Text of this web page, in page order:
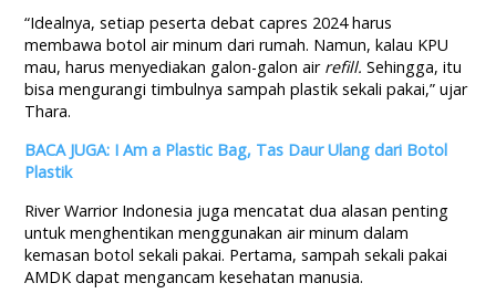
“Idealnya, setiap peserta debat capres 2024 harus
membawa botol air minum dari rumah. Namun, kalau KPU
mau, harus menyediakan galon-galon airrefill. Sehingga, itu
bisa mengurangi timbulnya sampah plastik sekali pakai,” ujar
Thara.
BACA JUGA: I Am a Plastic Bag, Tas Daur Ulang dari Botol
Plastik
River Warrior Indonesia juga mencatat dua alasan penting
untuk menghentikan menggunakan air minum dalam
kemasan botol sekali pakai. Pertama, sampah sekali pakai
AMDK dapat mengancam kesehatan manusia.